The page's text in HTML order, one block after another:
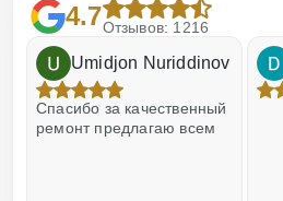
4.7Отзывов: 1216
Umidjon Nuriddinov
Спасибо за качественный
ремонт предлагаю всем